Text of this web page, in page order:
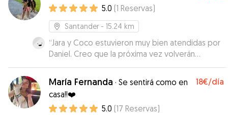
5.0 (1 Reservas)
Santander - 15.24 km
“Jara y Coco estuvieron muy bien atendidas por
Daniel. Creo que la próxima vez volverán
contentas. La comunicación con nosotros
también fue buena, nos envió fotos, vídeos...
Contaremos con él la próxima vez que
necesitemos dejar a nuestras peludas con
alguien”
María Fernanda · Se sentirá como en
casa!!❤️
18€/día
5.0 (17 Reservas)